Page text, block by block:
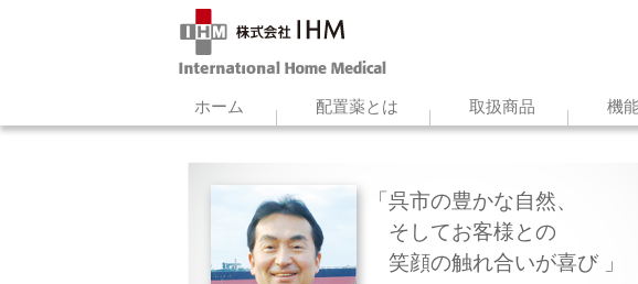
ホーム 配置薬とは 取扱商品 機
呉市の豊かな自然、
そしてお客様との
笑顔の触れ合いが喜び